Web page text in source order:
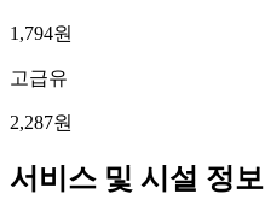
1,794원
고급유
2,287원
서비스 및 시설 정보